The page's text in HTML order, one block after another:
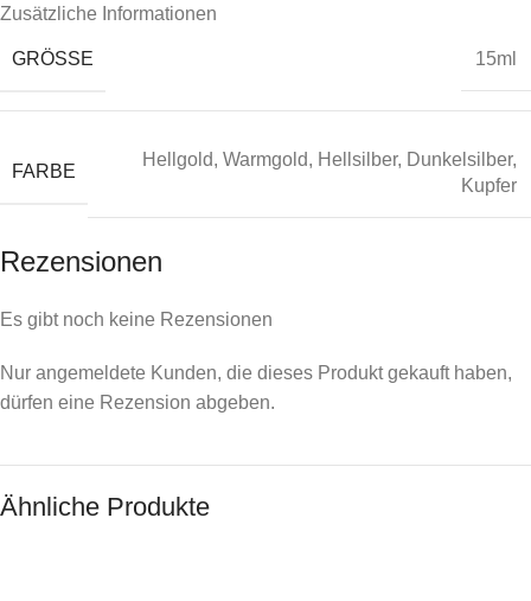
Zusätzliche Informationen
GRÖSSE 15ml
FARBE
Hellgold, Warmgold, Hellsilber, Dunkelsilber,
Kupfer
Rezensionen
Es gibt noch keine Rezensionen
Nur angemeldete Kunden, die dieses Produkt gekauft haben,
dürfen eine Rezension abgeben.
Ähnliche Produkte